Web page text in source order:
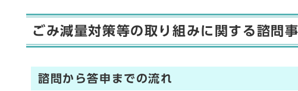
ごみ減量対策等の取り組みに関する諮問
諮問から答申までの流れ